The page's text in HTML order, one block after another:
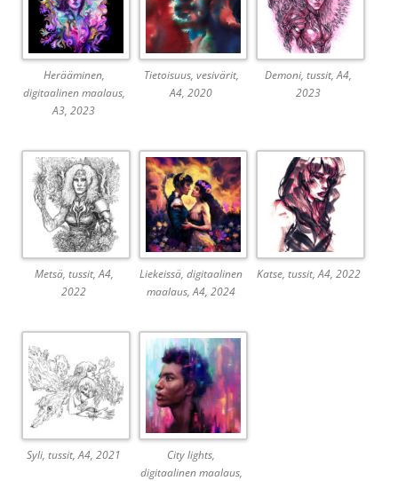
Herääminen,
digitaalinen maalaus,
A3, 2023
Tietoisuus, vesivärit,
A4, 2020
Demoni, tussit, A4,
2023
Metsä, tussit, A4,
2022
Liekeissä, digitaalinen
maalaus, A4, 2024
Katse, tussit, A4, 2022
Syli, tussit, A4, 2021
City lights,
digitaalinen maalaus,